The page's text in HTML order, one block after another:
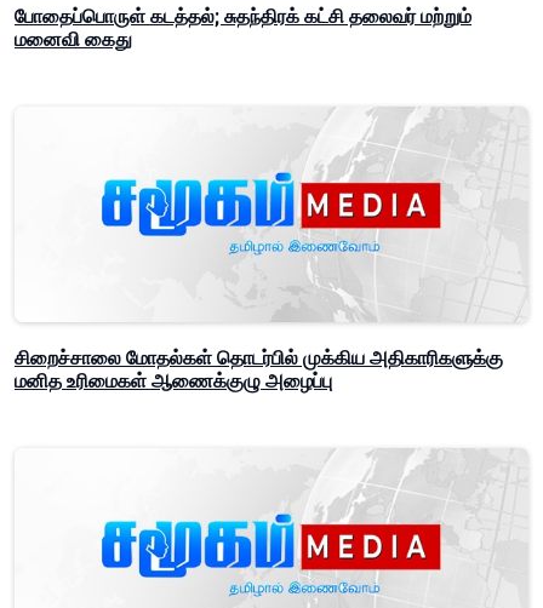
போதைப்பொருள் கடத்தல்; சுதந்திரக் கட்சி தலைவர் மற்றும்
மனைவி கைது
சிறைச்சாலை மோதல்கள் தொடர்பில் முக்கிய அதிகாரிகளுக்கு
மனித உரிமைகள் ஆணைக்குழு அழைப்பு